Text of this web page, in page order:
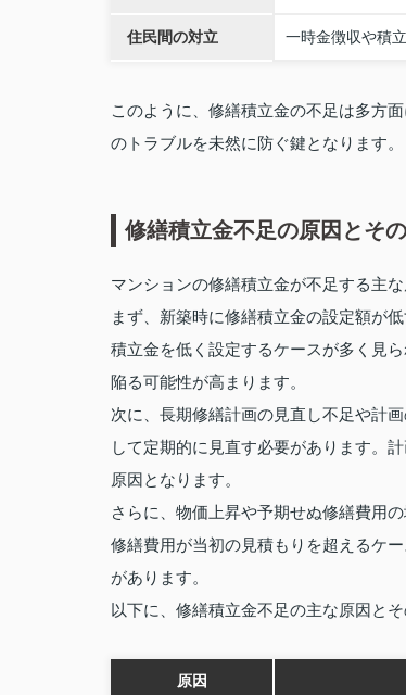
住民間の対立 一時金徴収や積
このように、修繕積立金の不足は多方
のトラブルを未然に防ぐ鍵となります。
修繕積立金不足の原因とそ
マンションの修繕積立金が不足する主
まず、新築時に修繕積立金の設定額が
積立金を低く設定するケースが多く見
陥る可能性が高まります。
次に、長期修繕計画の見直し不足や計
して定期的に見直す必要があります。
原因となります。
さらに、物価上昇や予期せぬ修繕費用
修繕費用が当初の見積もりを超えるケ
があります。
以下に、修繕積立金不足の主な原因と
原因